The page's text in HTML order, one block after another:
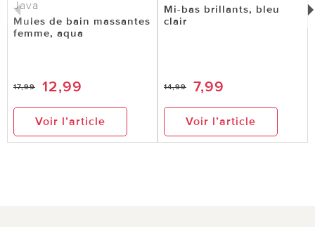
Java
Mules de bain massantes
femme, aqua
17,99 12,99
Voir l’article
Mi-bas brillants, bleu
clair
14,99 7,99
Voir l’article